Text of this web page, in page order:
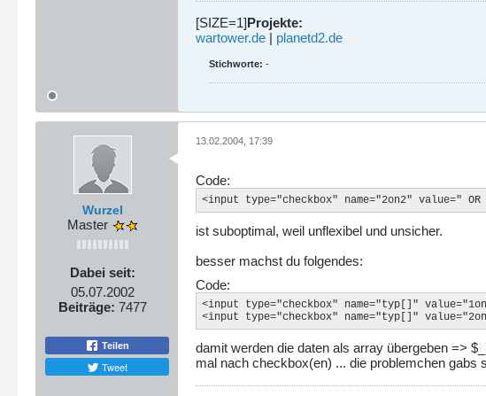
[SIZE=1]Projekte:
wartower.de | planetd2.de
Stichworte: -
Wurzel
Master
Dabei seit:
05.07.2002
Beiträge: 7477
Teilen
Tweet
13.02.2004, 17:39
Code:
<input type="checkbox" name="2on2" value="
ist suboptimal, weil unflexibel und unsicher.
besser machst du folgendes:
Code:
<input type="checkbox" name="typ[]"
<input type="checkbox" name="typ[]"
damit werden die daten als array übergeben =>
mal nach checkbox(en) ... die problemchen gabs